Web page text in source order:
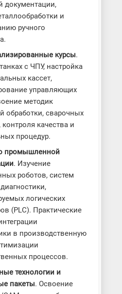
документации,
и
ручного
курсы.
с ЧПУ, настройка
кассет,
управляющих
методик
обработки, сварочных
контроля качества и
процедур.
промышленной
. Изучение
роботов, систем
логических
(PLC). Практические
в производственную
процессов.
технологии и
пакеты. Освоение